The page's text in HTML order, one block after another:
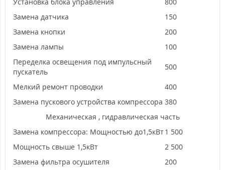
Замена датчика
150
Замена кнопки
200
Замена лампы
100
Переделка освещения под импульсный
пускатель
500
Мелкий ремонт проводки
400
Замена пускового устройства компрессора 380
Механическая , гидравлическая часть
Замена компрессора: Мощностью до1,5кВт
Мощность свыше 1,5кВт
1 500
2 500
Замена фильтра осушителя
200